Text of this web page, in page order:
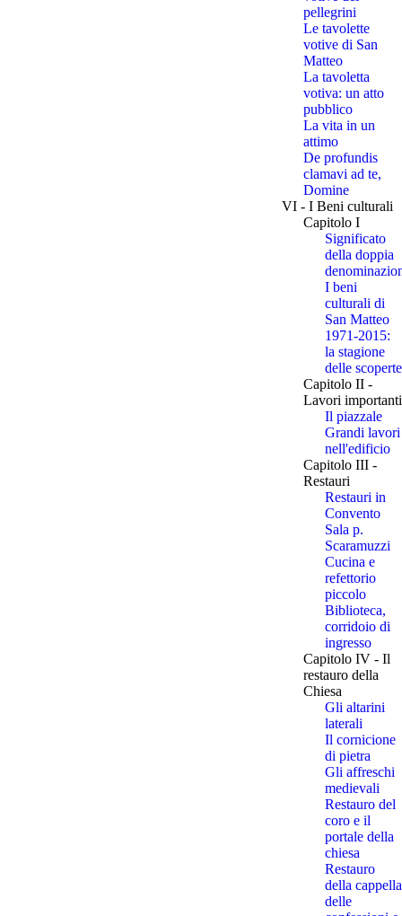
pellegrini
Le tavolette
votive di San
Matteo
La tavoletta
votiva: un atto
pubblico
La vita in un
attimo
De profundis
clamavi ad te,
Domine
VI - I Beni culturali
Capitolo I
Significato
della doppia
I beni
culturali di
San Matteo
1971-2015:
la stagione
delle scoperte
Capitolo II -
Lavori importanti
Il piazzale
Grandi lavori
nell'edificio
Capitolo III -
Restauri
Restauri in
Convento
Sala p.
Scaramuzzi
Cucina e
refettorio
piccolo
Biblioteca,
corridoio di
ingresso
Capitolo IV - Il
restauro della
Chiesa
Gli altarini
laterali
Il cornicione
di pietra
Gli affreschi
medievali
Restauro del
coro e il
portale della
chiesa
Restauro
della cappella
delle